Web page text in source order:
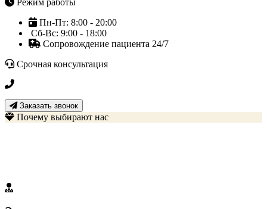
Режим работы
Пн-Пт: 8:00 - 20:00
Сб-Вс: 9:00 - 18:00
Сопровождение пациента 24/7
Срочная консультация
Заказать звонок
Почему выбирают нас